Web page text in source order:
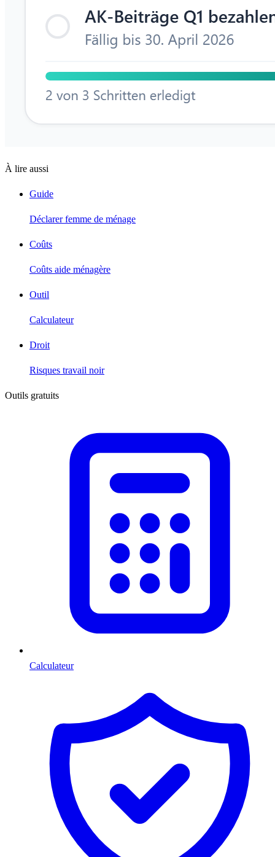
À lire aussi
Guide
Déclarer femme de ménage
Coûts
Coûts aide ménagère
Outil
Calculateur
Droit
Risques travail noir
Outils gratuits
Calculateur